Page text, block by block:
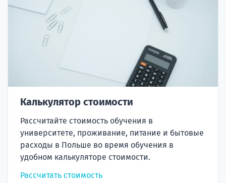
Калькулятор стоимости
Рассчитайте стоимость обучения в
университете, проживание, питание и бытовые
расходы в Польше во время обучения в
удобном калькуляторе стоимости.
Рассчитать стоимость